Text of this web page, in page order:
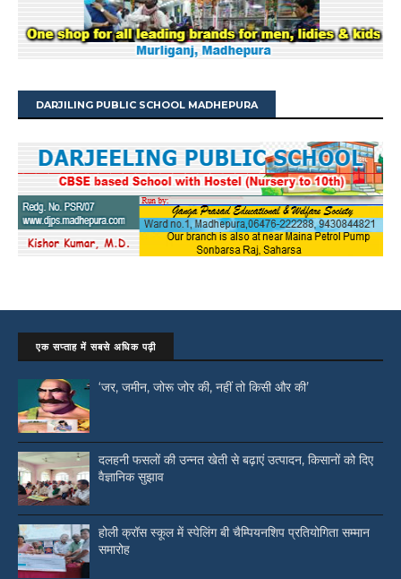
DARJILING PUBLIC SCHOOL MADHEPURA
एक सप्ताह में सबसे अधिक पढ़ी
‘जर, जमीन, जोरू जोर की, नहीं तो किसी और की’
दलहनी फसलों की उन्नत खेती से बढ़ाएं उत्पादन, किसानों को दिए
वैज्ञानिक सुझाव
होली क्रॉस स्कूल में स्पेलिंग बी चैम्पियनशिप प्रतियोगिता सम्मान
समारोह